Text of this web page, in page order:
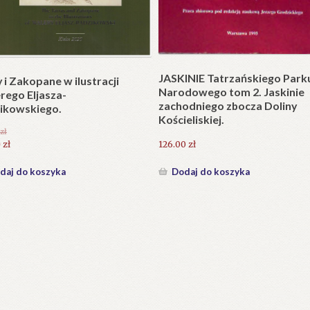
składany). Wydanie
do koszyka
Plakat w wersji składanej.